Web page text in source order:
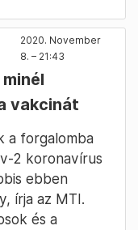
2020. November
8. – 21:43
vakcinát
a forgalomba
2 koronavírus
ebben
írja az MTI.
és a